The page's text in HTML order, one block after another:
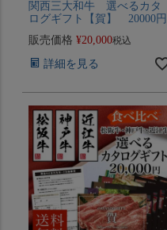
関西三大和牛 選べるカタ
ログギフト【賀】 20000円
販売価格 ¥20,000税込
詳細を見る